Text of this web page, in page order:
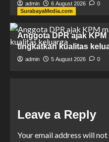
admin 6 August 2026
0
SurabayaMedia.com
Anggota DPR ajak
tingkatkan kualitas
admin 5 August 2026 0
Leave a Reply
Your email address will